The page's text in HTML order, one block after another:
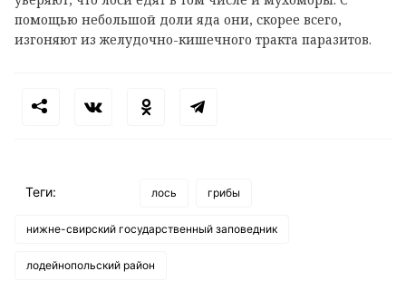
помощью небольшой доли яда они, скорее всего,
изгоняют из желудочно-кишечного тракта паразитов.
Теги: лось грибы
нижне-свирский государственный заповедник
лодейнопольский район